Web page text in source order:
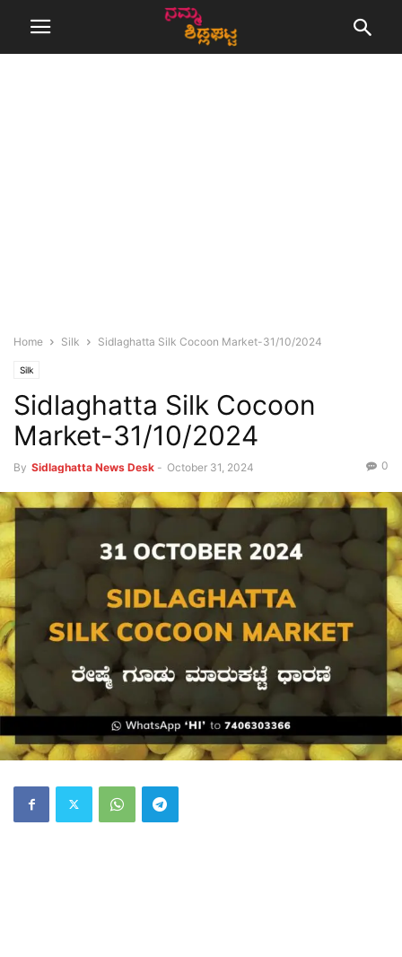
Home Silk Sidlaghatta Silk Cocoon Market-31/10/2024
Silk
Sidlaghatta Silk Cocoon
Market-31/10/2024
By Sidlaghatta News Desk - October 31, 2024 0